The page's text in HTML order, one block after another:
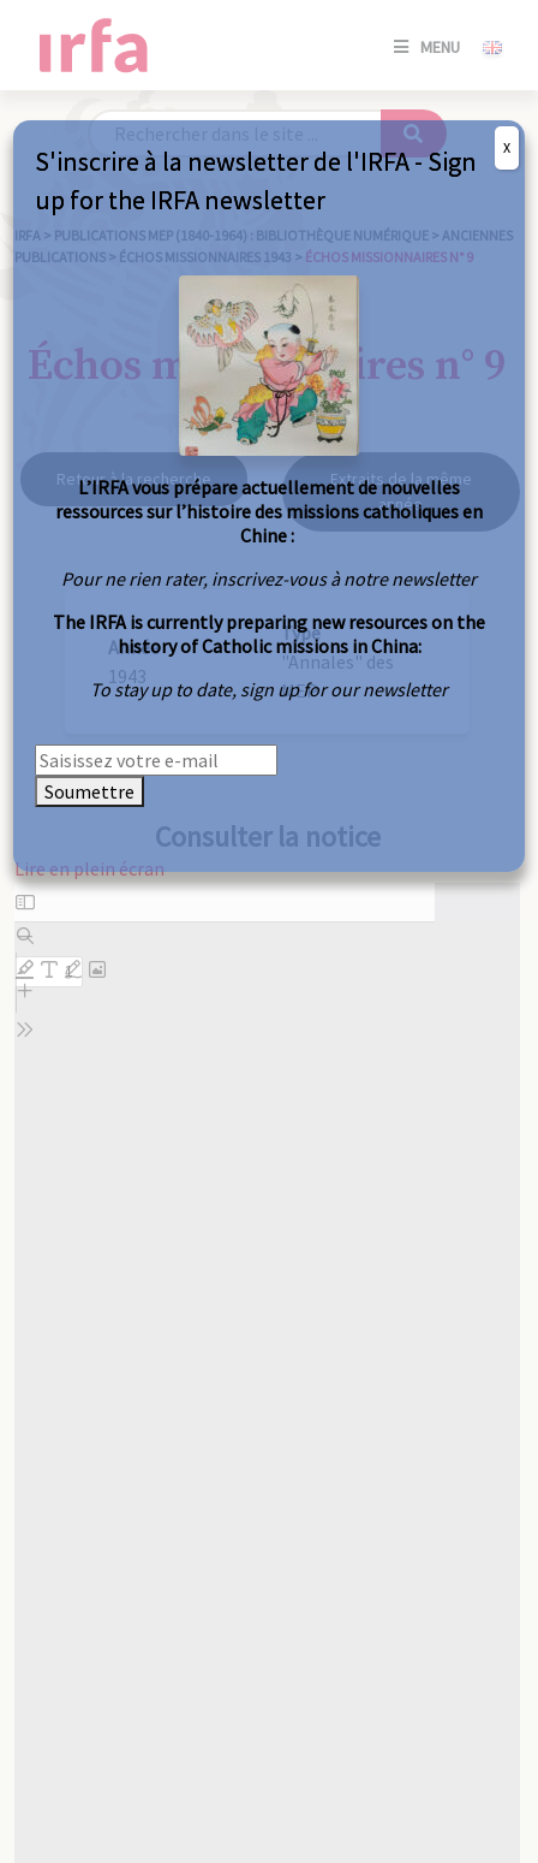
MENU
SE
/
IRFA > PUBLICATIONS MEP (1840-1964) : BIBLIOTHÈQUE NUMÉRIQUE > ANCIENNES
PUBLICATIONS > ÉCHOS MISSIONNAIRES 1943 > ÉCHOS MISSIONNAIRES N° 9
Échos missionnaires n° 9
Retour à la recherche
Extraits de la même
année
Année
1943
Type
"Annales" des
MEP
Consulter la notice
Lire en plein écran
Aller
au
contenu
PDF
S'inscrire à la newsletter de l'IRFA - Sign
up for the IRFA newsletter
L’IRFA vous prépare actuellement de nouvelles
ressources sur l’histoire des missions catholiques en
Chine :
Pour ne rien rater, inscrivez-vous à notre newsletter
The IRFA is currently preparing new resources on the
history of Catholic missions in China:
To stay up to date, sign up for our newsletter
Soumettre
X